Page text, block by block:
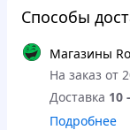
Способы
Магазины
На заказ от
Доставка 10
Подробнее